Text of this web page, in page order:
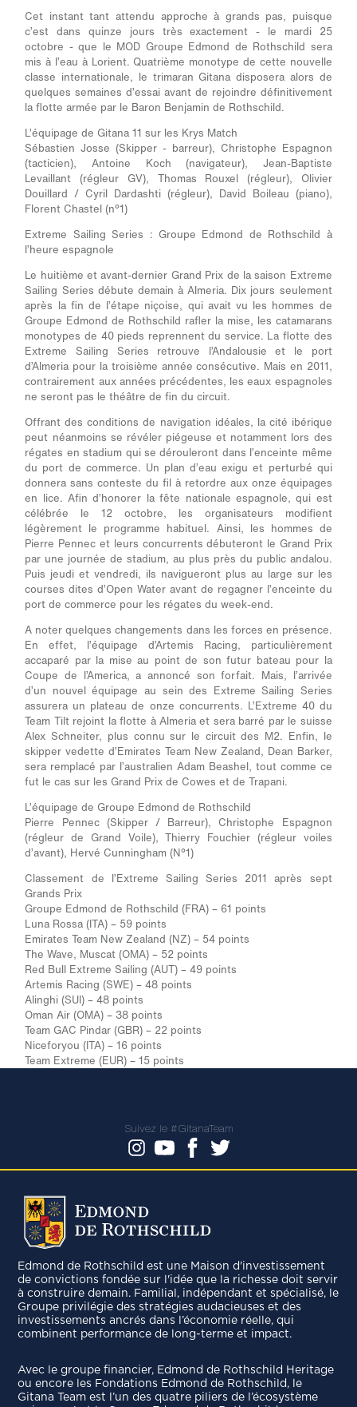
Cet instant tant attendu approche à grands pas, puisque
c’est dans quinze jours très exactement - le mardi 25
octobre - que le MOD Groupe Edmond de Rothschild sera
mis à l’eau à Lorient. Quatrième monotype de cette nouvelle
classe internationale, le trimaran Gitana disposera alors de
quelques semaines d’essai avant de rejoindre définitivement
la flotte armée par le Baron Benjamin de Rothschild.
L’équipage de Gitana 11 sur les Krys Match
Sébastien Josse (Skipper - barreur), Christophe Espagnon
(tacticien), Antoine Koch (navigateur), Jean-Baptiste
Levaillant (régleur GV), Thomas Rouxel (régleur), Olivier
Douillard / Cyril Dardashti (régleur), David Boileau (piano),
Florent Chastel (n°1)
Extreme Sailing Series : Groupe Edmond de Rothschild à
l’heure espagnole
Le huitième et avant-dernier Grand Prix de la saison Extreme
Sailing Series débute demain à Almeria. Dix jours seulement
après la fin de l’étape niçoise, qui avait vu les hommes de
Groupe Edmond de Rothschild rafler la mise, les catamarans
monotypes de 40 pieds reprennent du service. La flotte des
Extreme Sailing Series retrouve l’Andalousie et le port
d’Almeria pour la troisième année consécutive. Mais en 2011,
contrairement aux années précédentes, les eaux espagnoles
ne seront pas le théâtre de fin du circuit.
Offrant des conditions de navigation idéales, la cité ibérique
peut néanmoins se révéler piégeuse et notamment lors des
régates en stadium qui se dérouleront dans l’enceinte même
du port de commerce. Un plan d’eau exigu et perturbé qui
donnera sans conteste du fil à retordre aux onze équipages
en lice. Afin d’honorer la fête nationale espagnole, qui est
célébrée le 12 octobre, les organisateurs modifient
légèrement le programme habituel. Ainsi, les hommes de
Pierre Pennec et leurs concurrents débuteront le Grand Prix
par une journée de stadium, au plus près du public andalou.
Puis jeudi et vendredi, ils navigueront plus au large sur les
courses dites d’Open Water avant de regagner l’enceinte du
port de commerce pour les régates du week-end.
A noter quelques changements dans les forces en présence.
En effet, l’équipage d’Artemis Racing, particulièrement
accaparé par la mise au point de son futur bateau pour la
Coupe de l’America, a annoncé son forfait. Mais, l’arrivée
d’un nouvel équipage au sein des Extreme Sailing Series
assurera un plateau de onze concurrents. L’Extreme 40 du
Team Tilt rejoint la flotte à Almeria et sera barré par le suisse
Alex Schneiter, plus connu sur le circuit des M2. Enfin, le
skipper vedette d’Emirates Team New Zealand, Dean Barker,
sera remplacé par l’australien Adam Beashel, tout comme ce
fut le cas sur les Grand Prix de Cowes et de Trapani.
L’équipage de Groupe Edmond de Rothschild
Pierre Pennec (Skipper / Barreur), Christophe Espagnon
(régleur de Grand Voile), Thierry Fouchier (régleur voiles
d’avant), Hervé Cunningham (N°1)
Classement de l’Extreme Sailing Series 2011 après sept
Grands Prix
Groupe Edmond de Rothschild (FRA)– 61 points
Luna Rossa (ITA) – 59 points
Emirates Team New Zealand (NZ) – 54 points
The Wave, Muscat (OMA) – 52 points
Red Bull Extreme Sailing (AUT) – 49 points
Artemis Racing (SWE) – 48 points
Alinghi (SUI) – 48 points
Oman Air (OMA) – 38 points
Team GAC Pindar (GBR) – 22 points
Niceforyou (ITA) – 16 points
Team Extreme (EUR) – 15 points
Suivez le #GitanaTeam
Edmond de Rothschild est une Maison d'investissement
de convictions fondée sur l'idée que la richesse doit servir
à construire demain. Familial, indépendant et spécialisé, le
Groupe privilégie des stratégies audacieuses et des
investissements ancrés dans l’économie réelle, qui
combinent performance de long-terme et impact.
Avec le groupe ﬁnancier, Edmond de Rothschild Heritage
ou encore les Fondations Edmond de Rothschild, le
Gitana Team est l’un des quatre piliers de l’écosystème